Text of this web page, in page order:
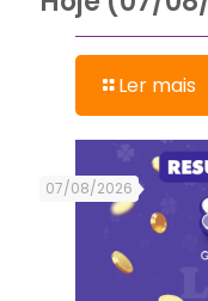
Ler mais
07/08/2026